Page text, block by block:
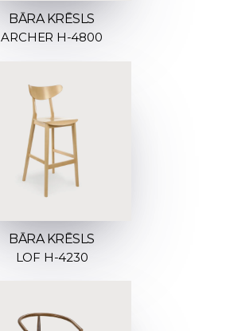
BĀRA KRĒSLS
ARCHER H-4800
BĀRA KRĒSLS
LOF H-4230